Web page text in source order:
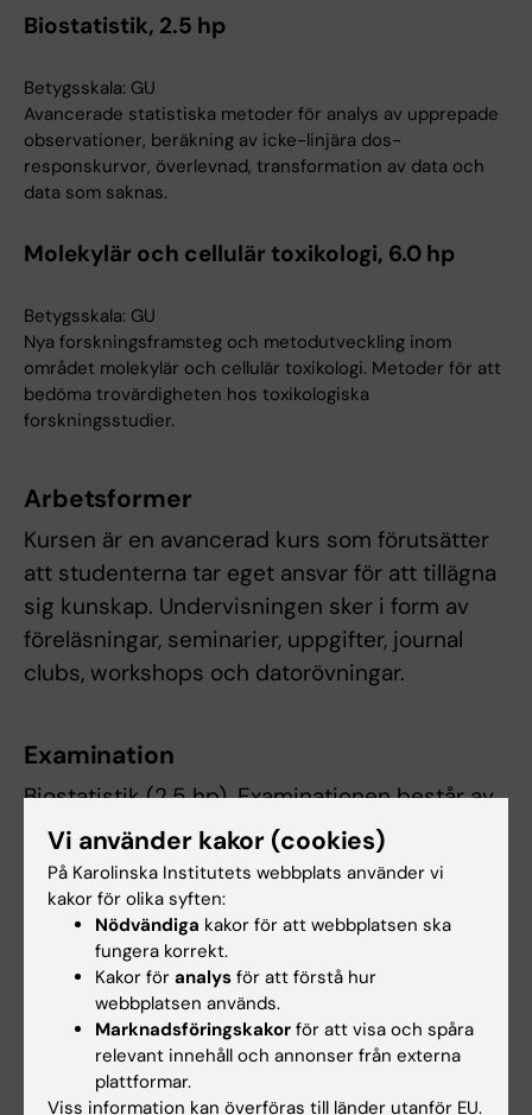
Biostatistik, 2.5 hp
Betygsskala: GU
Avancerade statistiska metoder för analys av upprepade
observationer, beräkning av icke-linjära dos-
responskurvor, överlevnad, transformation av data och
data som saknas.
Molekylär och cellulär toxikologi, 6.0 hp
Betygsskala: GU
Nya forskningsframsteg och metodutveckling inom
området molekylär och cellulär toxikologi. Metoder för att
bedöma trovärdigheten hos toxikologiska
forskningsstudier.
Arbetsformer
Kursen är en avancerad kurs som förutsätter
att studenterna tar eget ansvar för att tillägna
sig kunskap. Undervisningen sker i form av
föreläsningar, seminarier, uppgifter, journal
clubs, workshops och datorövningar.
Examination
Biostatistik (2.5 hp). Examinationen består av
en skriftlig tentamen. Betyg U/G.
Cellulär och molekylär toxikologi (6 hp).
Examinationen består av muntliga och/eller
skriftliga uppgifter. Betyg U/G.
För betyget godkänd på kursen krävs
godkänd för båda delar.
Om det föreligger särskilda skäl, eller behov av
Vi använder kakor (cookies)
På Karolinska Institutets webbplats använder vi
kakor för olika syften:
Nödvändiga kakor för att webbplatsen ska
fungera korrekt.
Kakor för analys för att förstå hur
webbplatsen används.
Marknadsföringskakor för att visa och spåra
relevant innehåll och annonser från externa
plattformar.
Viss information kan överföras till länder utanför EU.